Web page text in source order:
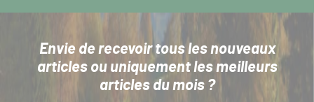
Envie de recevoir tous les nouveaux
articlesou uniquement les meilleurs
articles du mois ?